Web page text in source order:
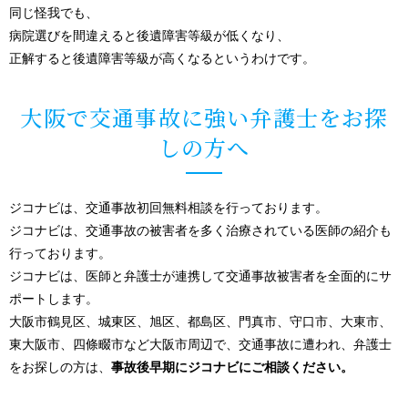
同じ怪我でも、
病院選びを間違えると後遺障害等級が低くなり、
正解すると後遺障害等級が高くなるというわけです。
大阪で交通事故に強い弁護士をお探
しの方へ
ジコナビは、交通事故初回無料相談を行っております。
ジコナビは、交通事故の被害者を多く治療されている医師の紹介も
行っております。
ジコナビは、医師と弁護士が連携して交通事故被害者を全面的にサ
ポートします。
大阪市鶴見区、城東区、旭区、都島区、門真市、守口市、大東市、
東大阪市、四條畷市など大阪市周辺で、交通事故に遭われ、弁護士
をお探しの方は、 事故後早期にジコナビにご相談ください。